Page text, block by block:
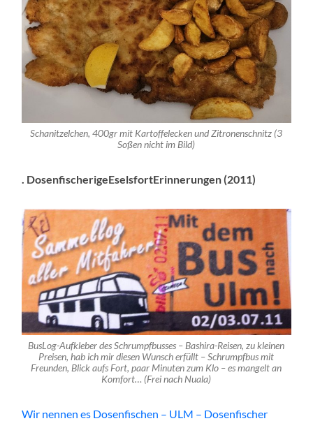
Schanitzelchen, 400gr mit Kartoffelecken und Zitronenschnitz (3
Soßen nicht im Bild)
. DosenfischerigeEselsfortErinnerungen (2011)
BusLog-Aufkleber des Schrumpfbusses – Bashira-Reisen, zu kleinen
Preisen, hab ich mir diesen Wunsch erfüllt – Schrumpfbus mit
Freunden, Blick aufs Fort, paar Minuten zum Klo – es mangelt an
Komfort… (Frei nach Nuala)
Wir nennen es Dosenfischen – ULM – Dosenfischer